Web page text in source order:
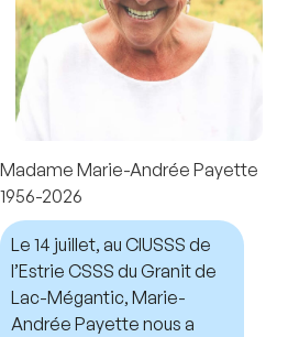
Madame Marie-Andrée Payette
1956-2026
Le 14 juillet, au CIUSSS de
l’Estrie CSSS du Granit de
Lac-Mégantic, Marie-
Andrée Payette nous a